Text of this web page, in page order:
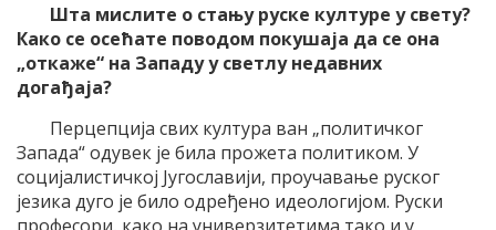
Шта мислите о стању руске културе у свету?
Како се осећате поводом покушаја да се она
„откаже“ на Западу у светлу недавних
догађаја?
Перцепција свих култура ван „политичког
Запада“ одувек је била прожета политиком. У
социјалистичкој Југославији, проучавање руског
језика дуго је било одређено идеологијом. Руски
професори, како на универзитетима тако и у